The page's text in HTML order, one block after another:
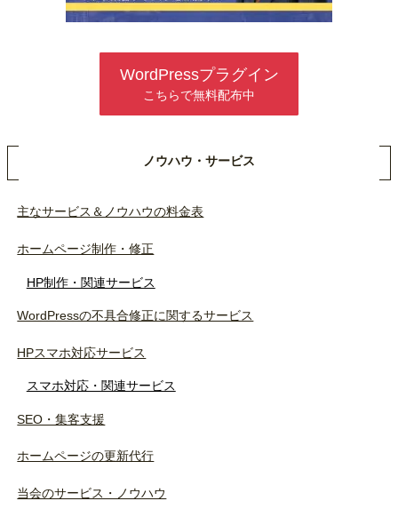
WordPressプラグイン
こちらで無料配布中
ノウハウ・サービス
主なサービス＆ノウハウの料金表
ホームページ制作・修正
HP制作・関連サービス
WordPressの不具合修正に関するサービス
HPスマホ対応サービス
スマホ対応・関連サービス
SEO・集客支援
ホームページの更新代行
当会のサービス・ノウハウ